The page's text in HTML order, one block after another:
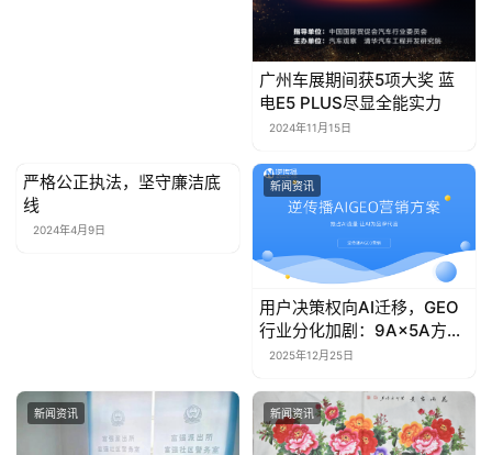
广州车展期间获5项大奖 蓝
电E5 PLUS尽显全能实力
2024年11月15日
新闻资讯
严格公正执法，坚守廉洁底
线
2024年4月9日
新闻资讯
用户决策权向AI迁移，GEO
行业分化加剧：9A×5A方法
论成重要参考路径
2025年12月25日
新闻资讯 新闻资讯